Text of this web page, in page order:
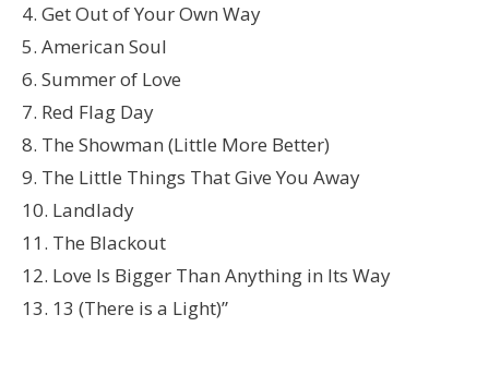
4. Get Out of Your Own Way
5. American Soul
6. Summer of Love
7. Red Flag Day
8. The Showman (Little More Better)
9. The Little Things That Give You Away
10. Landlady
11. The Blackout
12. Love Is Bigger Than Anything in Its Way
13. 13 (There is a Light)”